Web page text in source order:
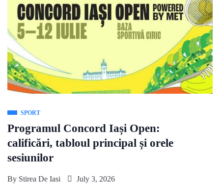
SPORT
Programul Concord Iași Open:
calificări, tabloul principal și orele
sesiunilor
By Stirea De Iasi July 3, 2026